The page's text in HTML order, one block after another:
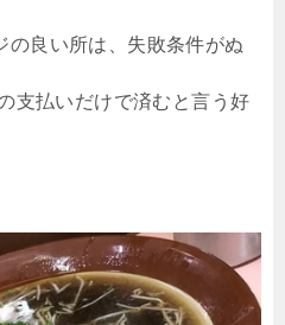
の良い所は、失敗条件がぬ
支払いだけで済むと言う好